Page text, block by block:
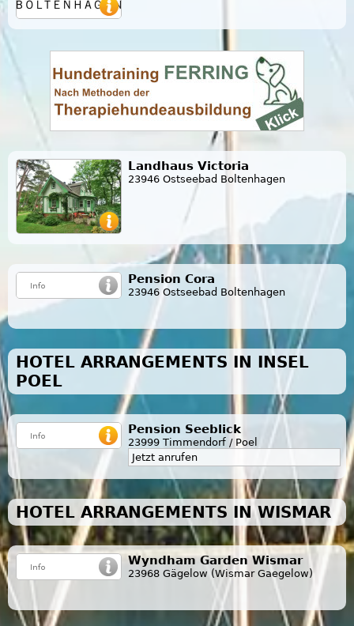
Landhaus Victoria
23946 Ostseebad Boltenhagen
Pension Cora
23946 Ostseebad Boltenhagen
HOTEL ARRANGEMENTS IN INSEL
POEL
Pension Seeblick
23999 Timmendorf / Poel
Jetzt anrufen
HOTEL ARRANGEMENTS IN WISMAR
Wyndham Garden Wismar
23968 Gägelow (Wismar Gaegelow)